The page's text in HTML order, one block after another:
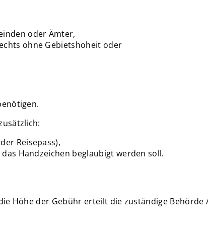
oder Ämter,
ohne Gebietshoheit oder
Reisepass),
Handzeichen beglaubigt werden soll.
Höhe der Gebühr erteilt die zuständige Behörde